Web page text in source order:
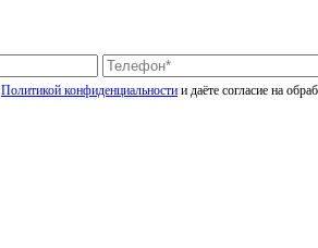
Политикой конфиденциальности